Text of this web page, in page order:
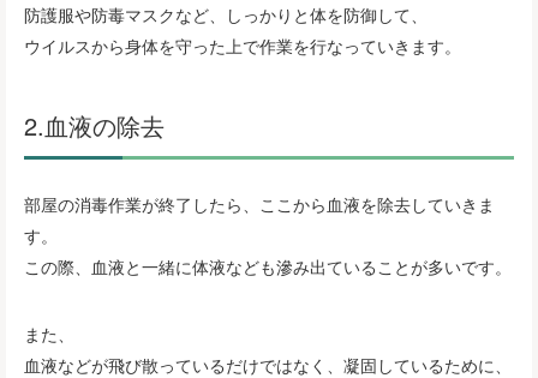
防護服や防毒マスクなど、しっかりと体を防御して、
ウイルスから身体を守った上で作業を行なっていきます。
2.血液の除去
部屋の消毒作業が終了したら、ここから血液を除去していきま
す。
この際、血液と一緒に体液なども滲み出ていることが多いです。
また、
血液などが飛び散っているだけではなく、凝固しているために、